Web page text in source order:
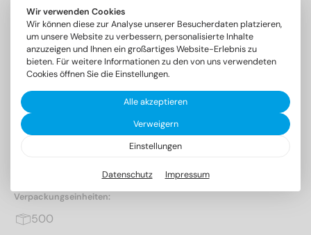
Senkschrauben mit Schlitz
Verpackungseinheiten:
500
Wir verwenden Cookies
Wir können diese zur Analyse unserer Besucherdaten platzieren,
um unsere Website zu verbessern, personalisierte Inhalte
anzuzeigen und Ihnen ein großartiges Website-Erlebnis zu
bieten. Für weitere Informationen zu den von uns verwendeten
Cookies öffnen Sie die Einstellungen.
Alle akzeptieren
Verweigern
Einstellungen
Datenschutz Impressum